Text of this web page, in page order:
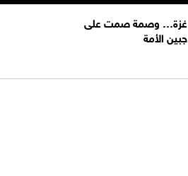
غزة… وصمة صمت على
جبين الأمة